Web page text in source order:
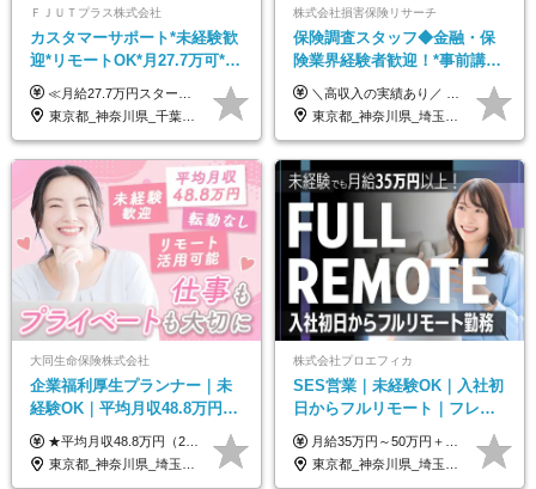
ＦＪＵＴプラス株式会社
カスタマーサポート*未経験歓
迎*リモートOK*月27.7万可*賞
与年2回*転勤なし*連休
OK/ZE010232
≪月給27.7万円スタートも可／賞与年2回≫ ■月給21万円～27.7万円＋各種手当＋賞与年2回 ※給与は勤務地に応じて変更します ※年齢や経験・スキルなどを考慮して決定します ※時間外手当は全額支給 ※上記は初年度の月給となります ※試用期間3ヶ月（その他待遇に差異はありません） 【固定残業代について】 なし（残業代は、実際の労働時間に応じて別途全額支給）
東京都_神奈川県_千葉県_大阪府_愛知県_北海道_長野県_石川県_広島県_福岡県
株式会社損害保険リサーチ
保険調査スタッフ◆金融・保
険業界経験者歓迎！*事前講習
あり*30代～60代活躍*調査は
原則直行直帰*高収入可
＼高収入の実績あり／ なかには年収1000万円を超える方もいらっしゃいます！ 【完全出来高報酬制】 ★仕事に慣れるまで収入をサポート 1か月目：報酬が通常の2倍 2か月目：報酬が通常の1.5倍 ※災害に関する業務については、収入サポートの対象外 ※試用期間はありません ＊＊＊業務報酬の例＊＊＊ ・事故原因調査（4箇所確認）…1万5000円～ ・有無責／不正請求疑義調査（自動車案件）…2万円～ ・医療調査（1箇所確認）…1万7000円～ ・書類取付（1箇所訪問）…3000円～ ※上記は目安になります ※実際の報酬は業務報酬に応じた個々のスキル・実績を加味したものになります
東京都_神奈川県_埼玉県_千葉県_大阪府_愛知県_北海道_青森県_岩手県_宮城県_秋田県_山形県_福島県_茨城県_栃木県_群馬県_新潟県_山梨県_長野県_富山県_石川県_福井県_静岡県_岐阜県_三重県_兵庫県_京都府_滋賀県_奈良県_和歌山県_広島県_岡山県_鳥取県_島根県_山口県_徳島県_香川県_愛媛県_高知県_福岡県_熊本県_佐賀県_長崎県_大分県_宮崎県_鹿児島県_沖縄県
大同生命保険株式会社
企業福利厚生プランナー｜未
経験OK｜平均月収48.8万円｜
リモートOK｜残業ほぼなし｜
転勤なし｜女性活躍中
★平均月収48.8万円（2025年度実績） ★安心の固定給＋賞与年2回＋インセンティブ！手当も充実 月給21万円～23万円＋諸手当＋インセンティブ＋賞与年2回 ※給与は年間平均の税込定例給与です。賞与は含みません。 ※約3週間の研修期間中は日当8000円を支給いたします。 ※試用期間6ヵ月あり（期間中の条件変更なし） ◆東京・神奈川・千葉・埼玉・愛知（一部）・京都・大阪・兵庫（一部）：月給23万円以上 ◆静岡（一部）・三重・岐阜：月給22万円以上 ◆上記以外の地域：月給21万円以上
東京都_神奈川県_埼玉県_千葉県_大阪府_愛知県_北海道_青森県_岩手県_宮城県_秋田県_山形県_福島県_茨城県_栃木県_群馬県_新潟県_山梨県_長野県_富山県_石川県_福井県_静岡県_岐阜県_三重県_兵庫県_京都府_滋賀県_奈良県_和歌山県_広島県_岡山県_鳥取県_島根県_山口県_徳島県_香川県_愛媛県_高知県_福岡県_熊本県_佐賀県_長崎県_大分県_宮崎県_鹿児島県_沖縄県
株式会社プロエフィカ
SES営業｜未経験OK｜入社初
日からフルリモート｜フレッ
クス可｜残業月平均10h以下｜
事業立ち上げメンバー
月給35万円～50万円＋交通費 ◎経験やスキルを考慮し、最大限優遇します ◎上記月給は固定残業代月40時間分(月10万9,375～)を含みます。残業時間が超過した場合はその分追加支給します ◎試用期間6カ月あり(給与や待遇は同じです)
東京都_神奈川県_埼玉県_千葉県_大阪府_愛知県_北海道_青森県_岩手県_宮城県_秋田県_山形県_福島県_茨城県_栃木県_群馬県_新潟県_山梨県_長野県_富山県_石川県_福井県_静岡県_岐阜県_三重県_兵庫県_京都府_滋賀県_奈良県_和歌山県_広島県_岡山県_鳥取県_島根県_山口県_徳島県_香川県_愛媛県_高知県_福岡県_熊本県_佐賀県_長崎県_大分県_宮崎県_鹿児島県_沖縄県